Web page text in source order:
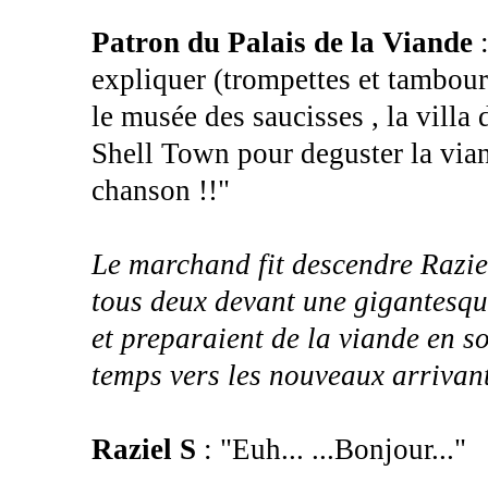
Patron du Palais de la Viande:
expliquer (trompettes et
le musée des saucisses , la
Shell Town pour deguster la
chanson !!"
Le marchand fit descendre
tous deux devant une
et preparaient de la viande en
temps vers les nouveaux
Raziel S : "Euh... ...Bonjour..."